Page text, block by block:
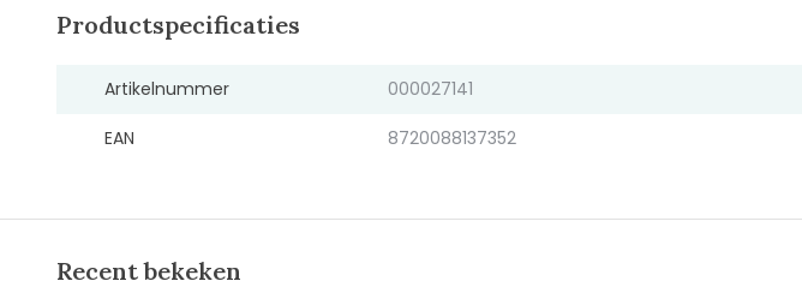
Productspecificaties
Artikelnummer 000027141
EAN 8720088137352
Recent bekeken